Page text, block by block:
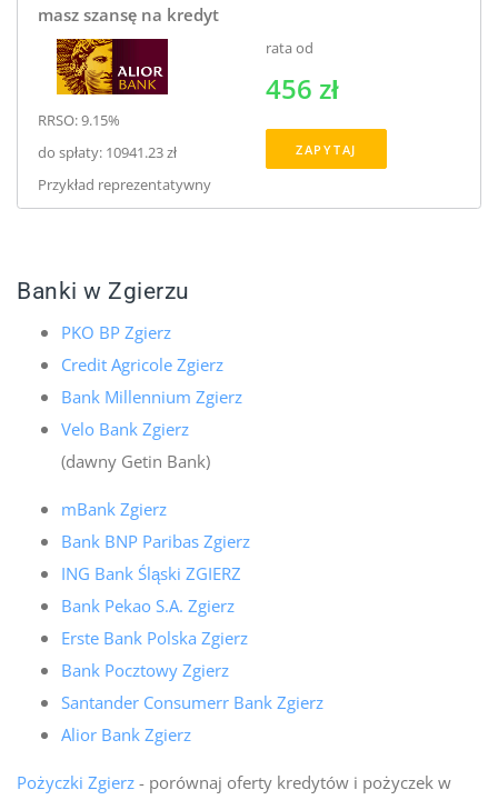
masz szansę na kredyt
RRSO: 9.15%
do spłaty: 10941.23 zł
Przykład reprezentatywny
rata od
456 zł
ZAPYTAJ
Banki w Zgierzu
PKO BP Zgierz
Credit Agricole Zgierz
Bank Millennium Zgierz
Velo Bank Zgierz
(dawny Getin Bank)
mBank Zgierz
Bank BNP Paribas Zgierz
ING Bank Śląski ZGIERZ
Bank Pekao S.A. Zgierz
Erste Bank Polska Zgierz
Bank Pocztowy Zgierz
Santander Consumerr Bank Zgierz
Alior Bank Zgierz
Pożyczki Zgierz- porównaj oferty kredytów i pożyczek w